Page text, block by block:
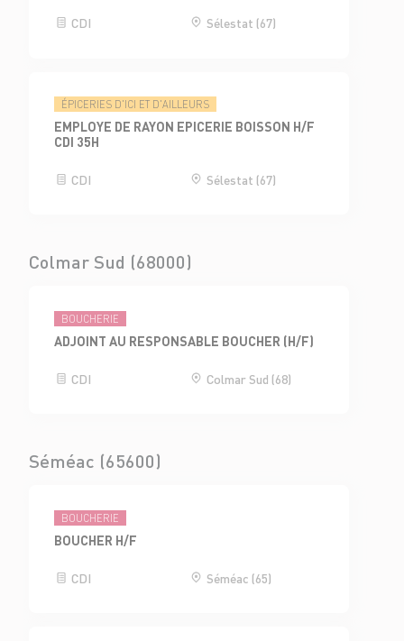
CDI Sélestat (67)
ÉPICERIES D'ICI ET D'AILLEURS
EMPLOYE DE RAYON EPICERIE BOISSON H/F
CDI 35H
CDI Sélestat (67)
Colmar Sud (68000)
BOUCHERIE
ADJOINT AU RESPONSABLE BOUCHER (H/F)
CDI Colmar Sud (68)
Séméac (65600)
BOUCHERIE
BOUCHER H/F
CDI Séméac (65)